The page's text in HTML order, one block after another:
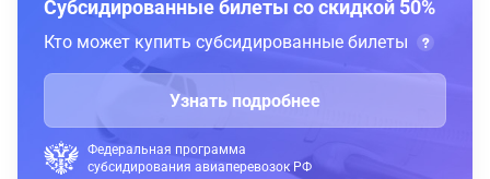
Субсидированные билеты со скидкой 50%
Кто может купить субсидированные билеты
Узнать подробнее
Федеральная программа
субсидирования авиаперевозок РФ